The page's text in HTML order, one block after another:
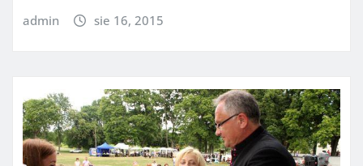
admin sie 16, 2015